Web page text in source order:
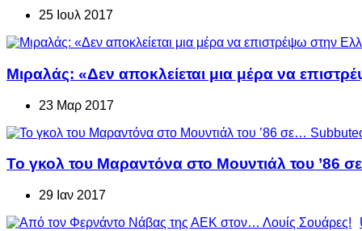
25 Ιουλ 2017
Μιραλάς: «Δεν αποκλείεται μια μέρα να
23 Μαρ 2017
Το γκολ του Μαραντόνα στο Μουντιάλ του ’86
29 Ιαν 2017